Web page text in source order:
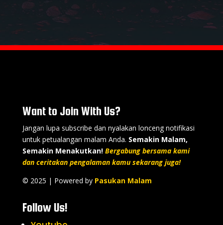
Want to Join With Us?
Jangan lupa subscribe dan nyalakan lonceng notifikasi
untuk petualangan malam Anda. Semakin Malam,
Semakin Menakutkan! Bergabung bersama kami
dan ceritakan pengalaman kamu sekarang juga!
© 2025 | Powered by Pasukan Malam
Follow Us!